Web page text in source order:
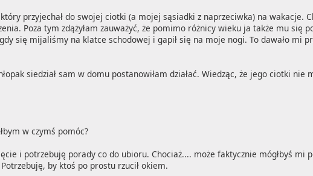
przyjechał do swojej ciotki (a mojej sąsiadki z naprzeciwka) na wakacje.
Poza tym zdążyłam zauważyć, że pomimo różnicy wieku ja także mu się
się mijaliśmy na klatce schodowej i gapił się na moje nogi. To dawało mi
siedział sam w domu postanowiłam działać. Wiedząc, że jego ciotki nie
w czymś pomóc?
i potrzebuję porady co do ubioru. Chociaż.... może faktycznie mógłbyś mi
by ktoś po prostu rzucił okiem.